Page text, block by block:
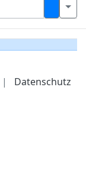
| Datenschutz